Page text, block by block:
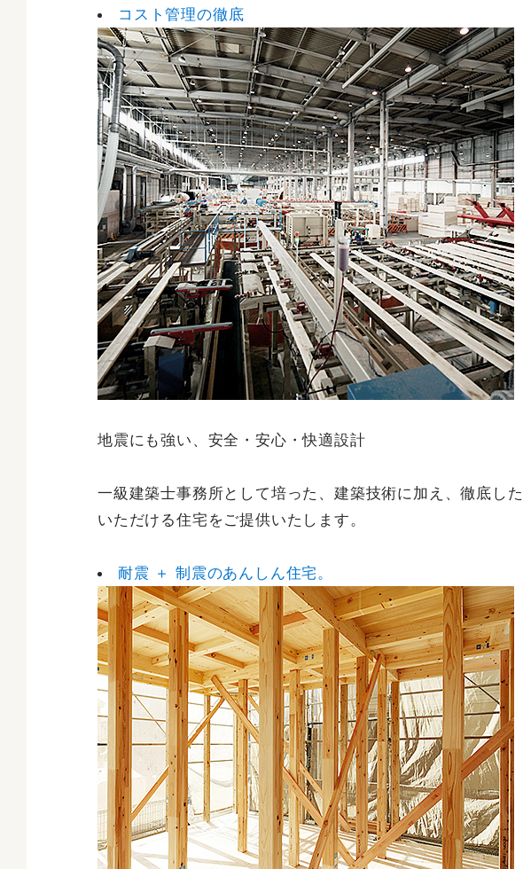
コスト管理の徹底
地震にも強い、安全・安心・快適設計
一級建築士事務所として培った、建築技術に加え、徹底し
いただける住宅をご提供いたします。
耐震 ＋ 制震のあんしん住宅。